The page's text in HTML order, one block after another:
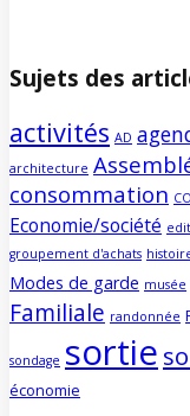
Sujets des
activités AD
architecture
consommation
Economie/société
groupement d'achats
Modes de garde musée
Familiale randonnée
sondage sortie
économie